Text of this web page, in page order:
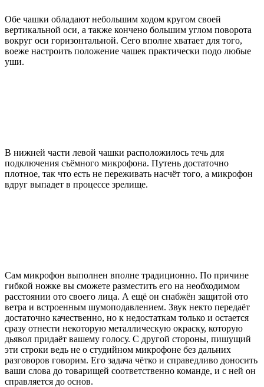
Обе чашки обладают небольшим ходом кругом своей
вертикальной оси, а также кончено большим углом поворота
вокруг оси горизонтальной. Сего вполне хватает для того,
воеже настроить положение чашек практически подо любые
уши.
В нижней части левой чашки расположилось течь для
подключения съёмного микрофона. Путень достаточно
плотное, так что есть не переживать насчёт того, а микрофон
вдруг выпадет в процессе зрелище.
Сам микрофон выполнен вполне традиционно. По причине
гибкой ножке вы сможете разместить его на необходимом
расстоянии ото своего лица. А ещё он снабжён защитой ото
ветра и встроенным шумоподавлением. Звук некто передаёт
достаточно качественно, но к недостаткам только и остается
сразу отнести некоторую металлическую окраску, которую
дьявол придаёт вашему голосу. С другой стороны, пишущий
эти строки ведь не о студийном микрофоне без дальних
разговоров говорим. Его задача чётко и справедливо доносить
ваши слова до товарищей соответственно команде, и с ней он
справляется до основ.